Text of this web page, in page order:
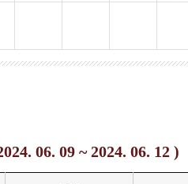
06. 09 ~ 2024. 06. 12 )